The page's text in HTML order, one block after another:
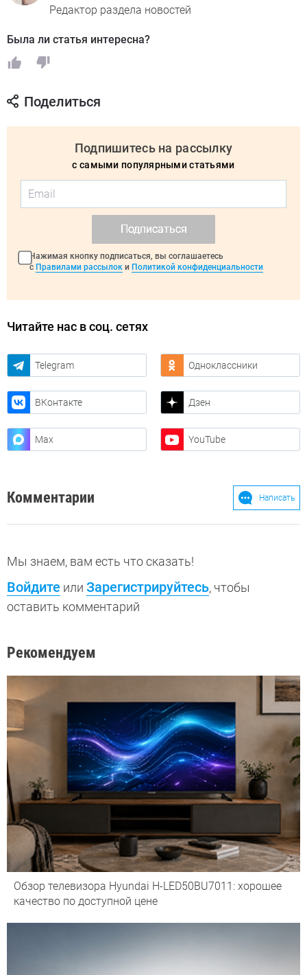
Редактор раздела новостей
Была ли статья интересна?
Поделиться
Подпишитесь на рассылку
с самыми популярными статьями
Подписаться
Нажимая кнопку подписаться, вы соглашаетесь
с Правилами рассылок и Политикой конфиденциальности
Читайте нас в соц. сетях
Telegram Одноклассники
ВКонтакте Дзен
Max YouTube
Комментарии Написать
Мы знаем, вам есть что сказать!
Войдите или Зарегистрируйтесь, чтобы
оставить комментарий
Рекомендуем
Обзор телевизора Hyundai H-LED50BU7011: хорошее
качество по доступной цене